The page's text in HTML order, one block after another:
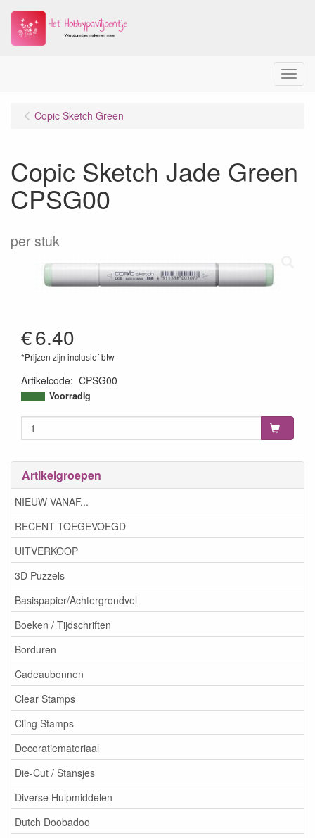
Menu
Artikelgroepen
NIEUW VANAF...
RECENT TOEGEVOEGD
UITVERKOOP
3D Puzzels
Basispapier/Achtergrondvel
Boeken / Tijdschriften
Borduren
Cadeaubonnen
Clear Stamps
Cling Stamps
Decoratiemateriaal
Die-Cut / Stansjes
Diverse Hulpmiddelen
Dutch Doobadoo
Copic Sketch Green
Copic Sketch Jade Green
CPSG00
per stuk
€6.40
*Prijzen zijn inclusief btw
Artikelcode: CPSG00
4511338003077
Voorradig